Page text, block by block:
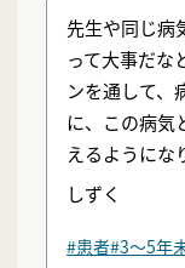
先生や同じ病
って大事だな
ンを通して、
に、この病気
えるようにな
しずく
#患者#3〜5年